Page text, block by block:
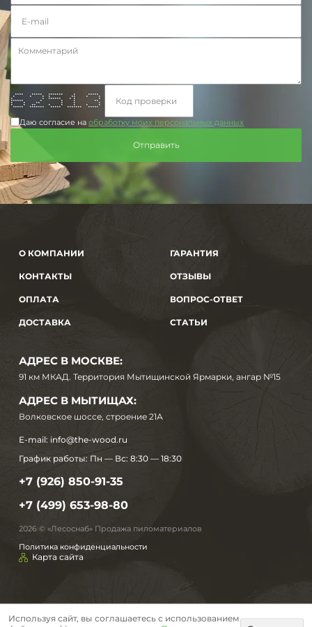
**** ***** ******* * *****
* * * * ** * *
* * ****** * * *
****** * * * **
* * ** * * *
* * ** * * * * *
***** ******* ***** ******* *****
Даю согласие на обработку моих персональных данных
О КОМПАНИИ
КОНТАКТЫ
ОПЛАТА
ДОСТАВКА
ГАРАНТИЯ
ОТЗЫВЫ
ВОПРОС-ОТВЕТ
СТАТЬИ
АДРЕС В МОСКВЕ:
91 км МКАД. Территория Мытищинской Ярмарки, ангар №15
АДРЕС В МЫТИЩАХ:
Волковское шоссе, строение 21А
E-mail: info@the-wood.ru
График работы: Пн — Вс: 8:30 — 18:30
+7 (926) 850-91-35
+7 (499) 653-98-80
2026 © «Лесоснаб» Продажа пиломатериалов
Политика конфиденциальности
Карта сайта
Используя сайт, вы соглашаетесь с использованием